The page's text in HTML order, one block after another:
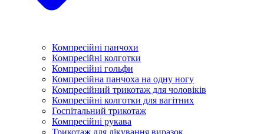
Компресійні панчохи
Компресійні колготки
Компресійні гольфи
Компресійна панчоха на одну ногу
Компресійний трикотаж для чоловіків
Компресійні колготки для вагітних
Госпітальний трикотаж
Компресійні рукава